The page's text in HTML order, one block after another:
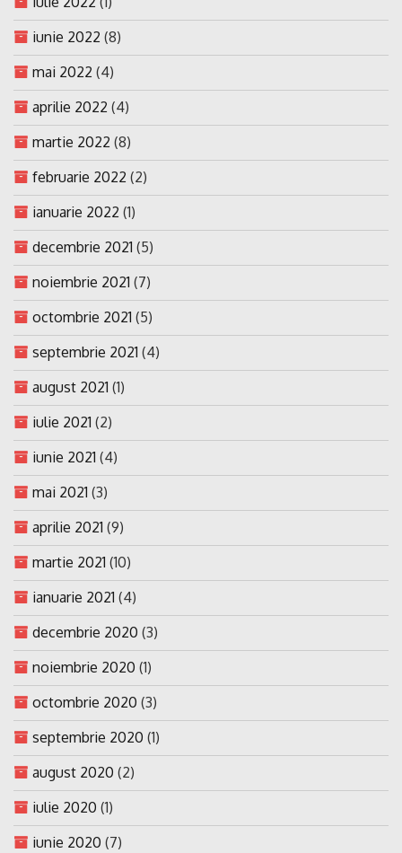
iunie 2022 (8)
mai 2022 (4)
aprilie 2022 (4)
martie 2022 (8)
februarie 2022 (2)
ianuarie 2022 (1)
decembrie 2021 (5)
noiembrie 2021 (7)
octombrie 2021 (5)
septembrie 2021 (4)
august 2021 (1)
iulie 2021 (2)
iunie 2021 (4)
mai 2021 (3)
aprilie 2021 (9)
martie 2021 (10)
ianuarie 2021 (4)
decembrie 2020 (3)
noiembrie 2020 (1)
octombrie 2020 (3)
septembrie 2020 (1)
august 2020 (2)
iulie 2020 (1)
iunie 2020 (7)